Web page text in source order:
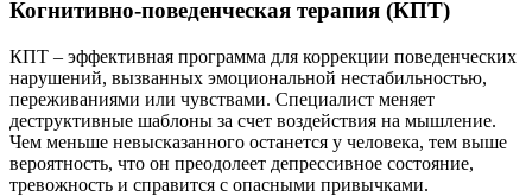
Когнитивно-поведенческая терапия (КПТ)
КПТ – эффективная программа для коррекции поведенческих
нарушений, вызванных эмоциональной нестабильностью,
переживаниями или чувствами. Специалист меняет
деструктивные шаблоны за счет воздействия на мышление.
Чем меньше невысказанного останется у человека, тем выше
вероятность, что он преодолеет депрессивное состояние,
тревожность и справится с опасными привычками.